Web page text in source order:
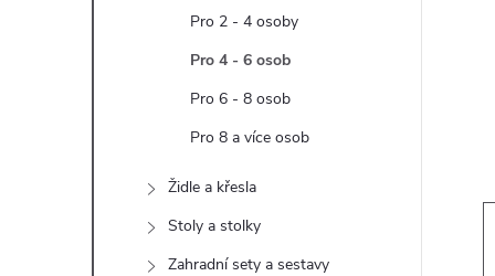
Pro 2 - 4 osoby
Pro 4 - 6 osob
Pro 6 - 8 osob
Pro 8 a více osob
Židle a křesla
Stoly a stolky
Zahradní sety a sestavy